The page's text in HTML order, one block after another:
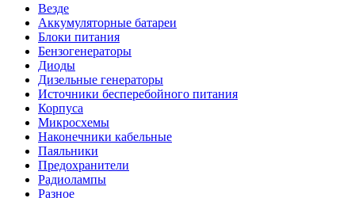
Везде
Аккумуляторные батареи
Блоки питания
Бензогенераторы
Диоды
Дизельные генераторы
Источники бесперебойного питания
Корпуса
Микросхемы
Наконечники кабельные
Паяльники
Предохранители
Радиолампы
Разное